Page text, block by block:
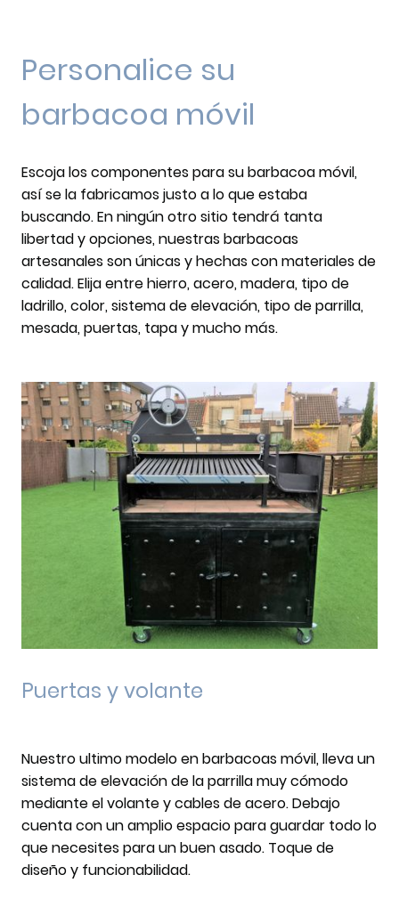
Personalice su
barbacoa móvil
Escoja los componentes para su barbacoa móvil,
así se la fabricamos justo a lo que estaba
buscando. En ningún otro sitio tendrá tanta
libertad y opciones, nuestras barbacoas
artesanales son únicas y hechas con materiales de
calidad. Elija entre hierro, acero, madera, tipo de
ladrillo, color, sistema de elevación, tipo de parrilla,
mesada, puertas, tapa y mucho más.
Puertas y volante
Nuestro ultimo modelo en barbacoas móvil, lleva un
sistema de elevación de la parrilla muy cómodo
mediante el volante y cables de acero. Debajo
cuenta con un amplio espacio para guardar todo lo
que necesites para un buen asado. Toque de
diseño y funcionabilidad.